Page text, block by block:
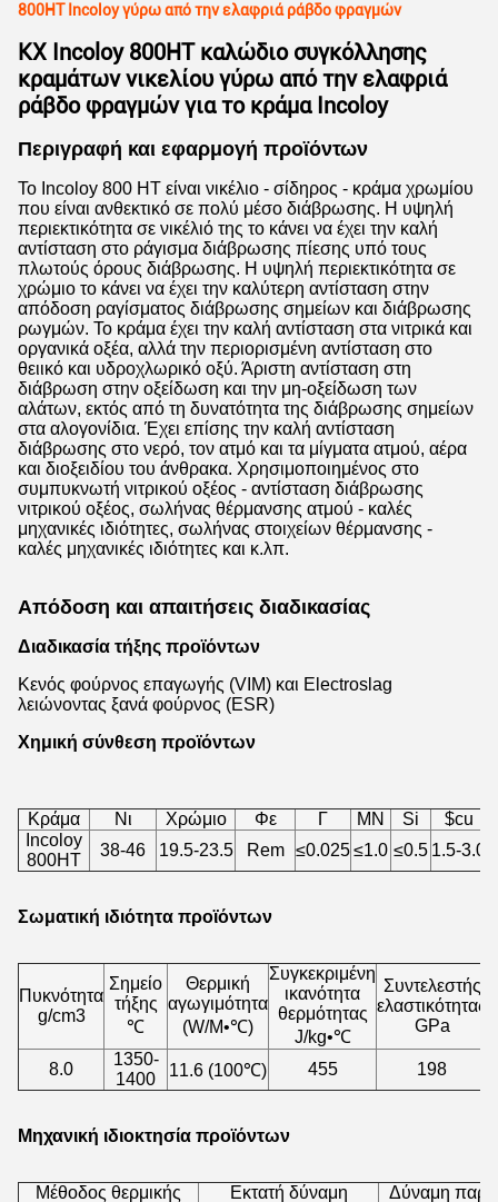
800HT Incoloy γύρω από την ελαφριά ράβδο φραγμών
KX Incoloy 800HT καλώδιο συγκόλλησης
κραμάτων νικελίου γύρω από την ελαφριά
ράβδο φραγμών για το κράμα Incoloy
Περιγραφή και εφαρμογή προϊόντων
Το Incoloy 800 HT είναι νικέλιο - σίδηρος - κράμα χρωμίου
που είναι ανθεκτικό σε πολύ μέσο διάβρωσης. Η υψηλή
περιεκτικότητα σε νικέλιό της το κάνει να έχει την καλή
αντίσταση στο ράγισμα διάβρωσης πίεσης υπό τους
πλωτούς όρους διάβρωσης. Η υψηλή περιεκτικότητα σε
χρώμιο το κάνει να έχει την καλύτερη αντίσταση στην
απόδοση ραγίσματος διάβρωσης σημείων και διάβρωσης
ρωγμών. Το κράμα έχει την καλή αντίσταση στα νιτρικά και
οργανικά οξέα, αλλά την περιορισμένη αντίσταση στο
θειικό και υδροχλωρικό οξύ. Άριστη αντίσταση στη
διάβρωση στην οξείδωση και την μη-οξείδωση των
αλάτων, εκτός από τη δυνατότητα της διάβρωσης σημείων
στα αλογονίδια. Έχει επίσης την καλή αντίσταση
διάβρωσης στο νερό, τον ατμό και τα μίγματα ατμού, αέρα
και διοξειδίου του άνθρακα. Χρησιμοποιημένος στο
συμπυκνωτή νιτρικού οξέος - αντίσταση διάβρωσης
νιτρικού οξέος, σωλήνας θέρμανσης ατμού - καλές
μηχανικές ιδιότητες, σωλήνας στοιχείων θέρμανσης -
καλές μηχανικές ιδιότητες και κ.λπ.
Απόδοση και απαιτήσεις διαδικασίας
Διαδικασία τήξης προϊόντων
Κενός φούρνος επαγωγής (VIM) και Electroslag
λειώνοντας ξανά φούρνος (ESR)
Χημική σύνθεση προϊόντων
Κράμα Νι Χρώμιο Φε Γ ΜΝ Si
$cu
Incoloy
800HT
38-46 19.5-23.5 Rem ≤0.025≤1.0 ≤0.5 1.5-3.0
Σωματική ιδιότητα προϊόντων
Πυκνότητα
g/cm3
Σημείο
τήξης
℃
Θερμική
αγωγιμότητα
(W/M•℃)
Συγκεκριμένη
ικανότητα
θερμότητας
J/kg•℃
Συντελεστής
ελαστικότητας
GPa
8.0
1350-
1400
11.6 (100℃) 455 198
Μηχανική ιδιοκτησία προϊόντων
Μέθοδος θερμικής Εκτατή δύναμη Δύναμη